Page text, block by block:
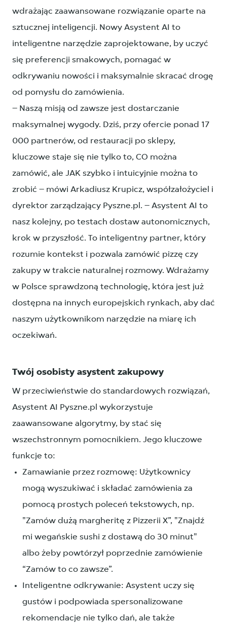
wdrażając zaawansowane rozwiązanie oparte na
sztucznej inteligencji. Nowy Asystent AI to
inteligentne narzędzie zaprojektowane, by uczyć
się preferencji smakowych, pomagać w
odkrywaniu nowości i maksymalnie skracać drogę
od pomysłu do zamówienia.
– Naszą misją od zawsze jest dostarczanie
maksymalnej wygody. Dziś, przy ofercie ponad 17
000 partnerów, od restauracji po sklepy,
kluczowe staje się nie tylko to, CO można
zamówić, ale JAK szybko i intuicyjnie można to
zrobić – mówi Arkadiusz Krupicz, współzałożyciel i
dyrektor zarządzający Pyszne.pl. – Asystent AI to
nasz kolejny, po testach dostaw autonomicznych,
krok w przyszłość. To inteligentny partner, który
rozumie kontekst i pozwala zamówić pizzę czy
zakupy w trakcie naturalnej rozmowy. Wdrażamy
w Polsce sprawdzoną technologię, która jest już
dostępna na innych europejskich rynkach, aby dać
naszym użytkownikom narzędzie na miarę ich
oczekiwań.
Twój osobisty asystent zakupowy
W przeciwieństwie do standardowych rozwiązań,
Asystent AI Pyszne.pl wykorzystuje
zaawansowane algorytmy, by stać się
wszechstronnym pomocnikiem. Jego kluczowe
funkcje to:
Zamawianie przez rozmowę: Użytkownicy
mogą wyszukiwać i składać zamówienia za
pomocą prostych poleceń tekstowych, np.
"Zamów dużą margheritę z Pizzerii X”, "Znajdź
mi wegańskie sushi z dostawą do 30 minut"
albo żeby powtórzył poprzednie zamówienie
“Zamów to co zawsze”.
Inteligentne odkrywanie: Asystent uczy się
gustów i podpowiada spersonalizowane
rekomendacje nie tylko dań, ale także